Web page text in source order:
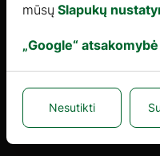
Kaina nuo
4066 €
mūsų Slapukų
„Google“
Nesutikti